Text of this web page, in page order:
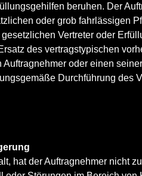
beruhen. Der
oder grob fahrlässigen
Vertreter oder
des vertragstypischen
oder einen
Durchführung des
hat der Auftragnehmer nicht